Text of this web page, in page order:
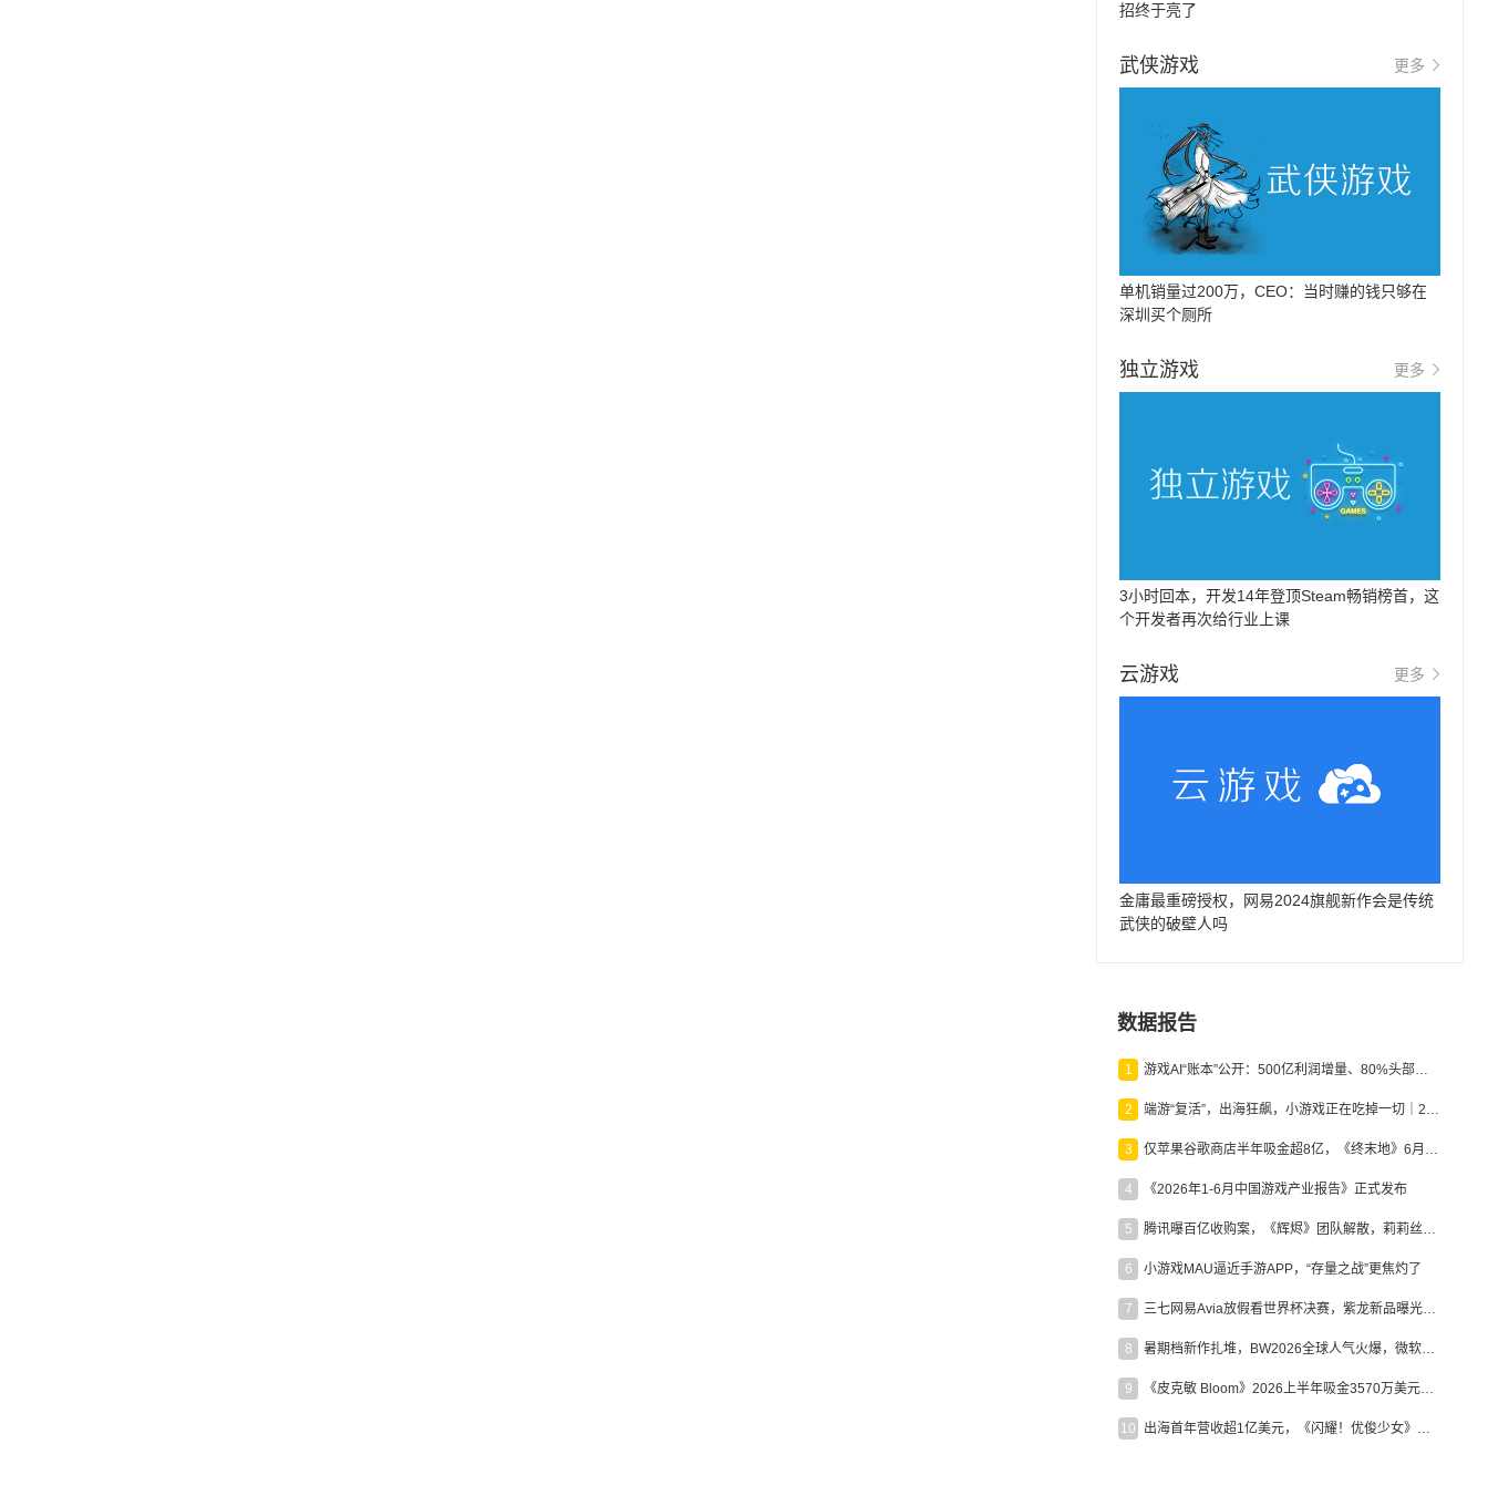
招终于亮了
武侠游戏 更多
单机销量过200万，CEO：当时赚的钱只够在
深圳买个厕所
独立游戏 更多
3小时回本，开发14年登顶Steam畅销榜首，这
个开发者再次给行业上课
云游戏 更多
金庸最重磅授权，网易2024旗舰新作会是传统
武侠的破壁人吗
数据报告
1 游戏AI“账本”公开：500亿利润增量、80%头部入局，谁在闷声发财？
2 端游“复活”，出海狂飙，小游戏正在吃掉一切｜2026上半年产业报告
3 仅苹果谷歌商店半年吸金超8亿，《终末地》6月份收入显著回暖
4 《2026年1-6月中国游戏产业报告》正式发布
5 腾讯曝百亿收购案，《辉烬》团队解散，莉莉丝新作曝光｜陀螺周报
6 小游戏MAU逼近手游APP，“存量之战”更焦灼了
7 三七网易Avia放假看世界杯决赛，紫龙新品曝光，米哈游新作上线 | 陀螺周报
8 暑期档新作扎堆，BW2026全球人气火爆，微软XBOX大裁员|陀螺周报
9 《皮克敏 Bloom》2026上半年吸金3570万美元，中国台湾成最大市场
10 出海首年营收超1亿美元，《闪耀！优俊少女》美国市场占比达七成